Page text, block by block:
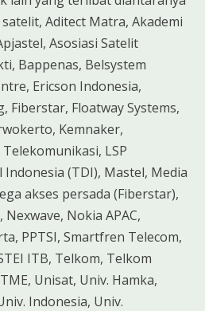
Aditect Matra, Akademi
Asosiasi Satelit
Bappenas, Belsystem
Ericson Indonesia,
Fiberstar, Floatway Systems,
Kemnaker,
LSP
(TDI), Mastel, Media
akses persada (Fiberstar),
Nokia APAC,
PPTSI, Smartfren Telecom,
ITB, Telkom, Telkom
Unisat, Univ. Hamka,
Indonesia, Univ.